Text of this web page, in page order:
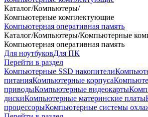
Каталог/Компьютеры/
Компьютерные комплектующие
Компьютерная оперативная память
Каталог/Компьютеры/Компьютерные
Компьютерная оперативная память
Для ноутбуковДля ПК
Перейти в раздел
Компьютерные SSD накопители
питанияКомпьютерные корпуса
приводыКомпьютерные видеокарты
дискиКомпьютерные материнские платы
процессорыКомпьютерные системы